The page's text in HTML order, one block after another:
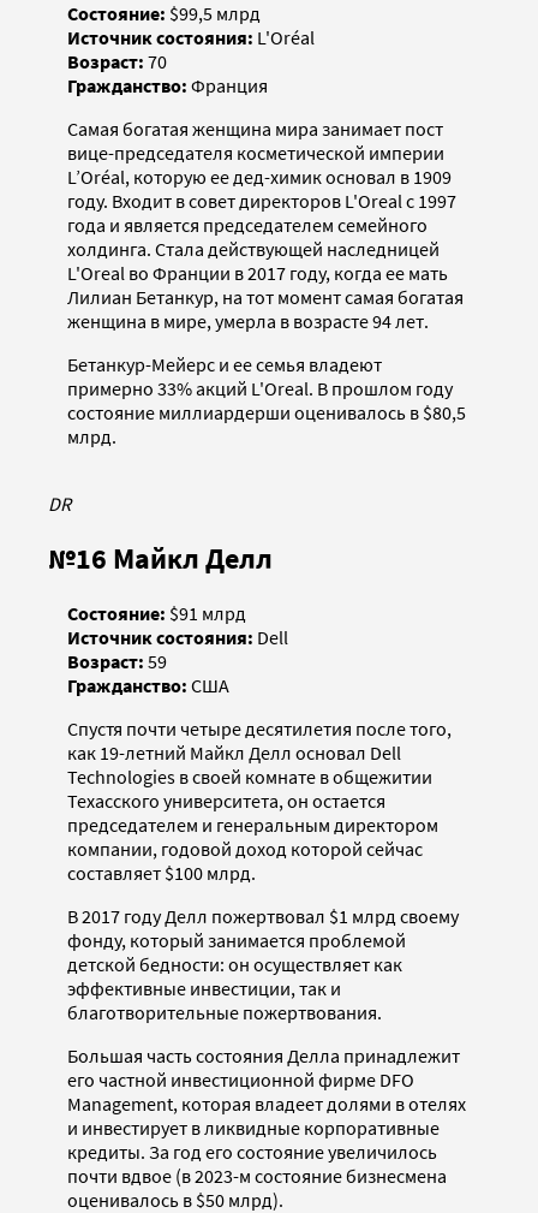
Состояние: $99,5 млрд
Источник состояния: L'Oréal
Возраст: 70
Гражданство: Франция
Самая богатая женщина мира занимает пост
вице-председателя косметической империи
L’Oréal, которую ее дед-химик основал в 1909
году. Входит в совет директоров L'Oreal с 1997
года и является председателем семейного
холдинга. Стала действующей наследницей
L'Oreal во Франции в 2017 году, когда ее мать
Лилиан Бетанкур, на тот момент самая богатая
женщина в мире, умерла в возрасте 94 лет.
Бетанкур-Мейерс и ее семья владеют
примерно 33% акций L'Oreal. В прошлом году
состояние миллиардерши оценивалось в $80,5
млрд.
DR
№16 Майкл Делл
Состояние: $91 млрд
Источник состояния: Dell
Возраст: 59
Гражданство: США
Спустя почти четыре десятилетия после того,
как 19-летний Майкл Делл основал Dell
Technologies в своей комнате в общежитии
Техасского университета, он остается
председателем и генеральным директором
компании, годовой доход которой сейчас
составляет $100 млрд.
В 2017 году Делл пожертвовал $1 млрд своему
фонду, который занимается проблемой
детской бедности: он осуществляет как
эффективные инвестиции, так и
благотворительные пожертвования.
Большая часть состояния Делла принадлежит
его частной инвестиционной фирме DFO
Management, которая владеет долями в отелях
и инвестирует в ликвидные корпоративные
кредиты. За год его состояние увеличилось
почти вдвое (в 2023-м состояние бизнесмена
оценивалось в $50 млрд).